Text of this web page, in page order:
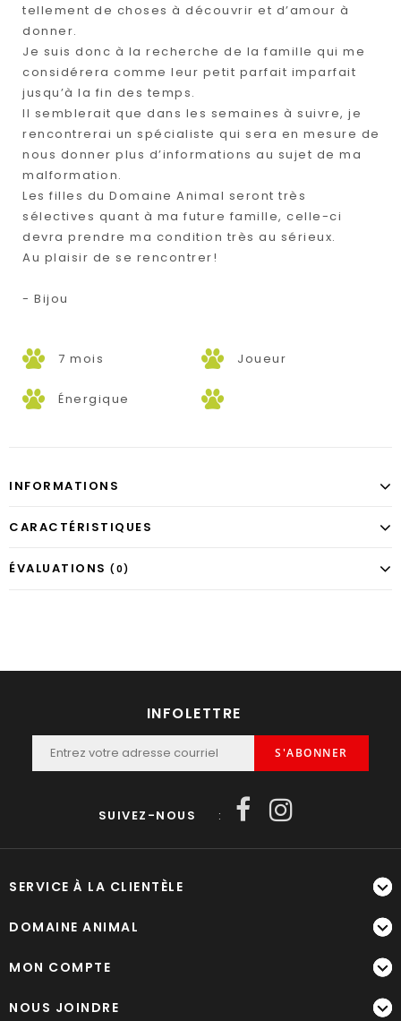
tellement de choses à découvrir et d’amour à
donner.
Je suis donc à la recherche de la famille qui me
considérera comme leur petit parfait imparfait
jusqu’à la fin des temps.
Il semblerait que dans les semaines à suivre, je
rencontrerai un spécialiste qui sera en mesure de
nous donner plus d’informations au sujet de ma
malformation.
Les filles du Domaine Animal seront très
sélectives quant à ma future famille, celle-ci
devra prendre ma condition très au sérieux.
Au plaisir de se rencontrer!
- Bijou
7 mois Joueur
Énergique
INFORMATIONS
CARACTÉRISTIQUES
ÉVALUATIONS (0)
INFOLETTRE
S'ABONNER
SUIVEZ-NOUS :
SERVICE À LA CLIENTÈLE
DOMAINE ANIMAL
MON COMPTE
NOUS JOINDRE